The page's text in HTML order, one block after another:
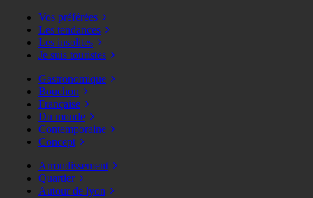
Vos préférées
Les tendances
Les insolites
Je suis touristes
Gastronomique
Bouchon
Française
Du monde
Contemporaine
Concept
Arrondissement
Quartier
Autour de lyon